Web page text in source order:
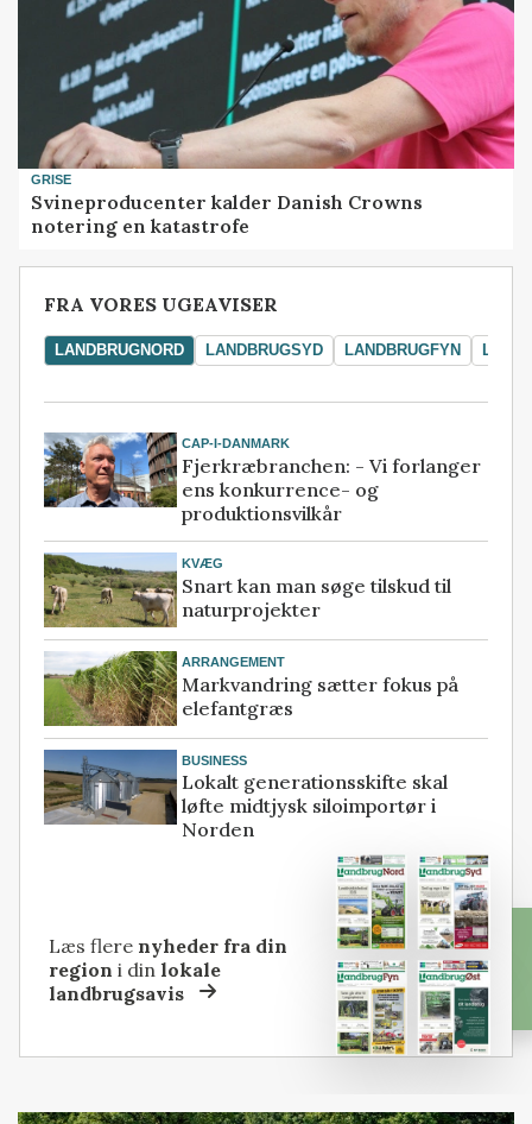
GRISE
Svineproducenter kalder Danish Crowns
notering en katastrofe
FRA VORES UGEAVISER
LANDBRUGNORD LANDBRUGSYD LANDBRUGFYN
CAP-I-DANMARK
Fjerkræbranchen: - Vi forlanger
ens konkurrence- og
produktionsvilkår
KVÆG
Snart kan man søge tilskud til
naturprojekter
ARRANGEMENT
Markvandring sætter fokus på
elefantgræs
BUSINESS
Lokalt generationsskifte skal
løfte midtjysk siloimportør i
Norden
Læs flere nyheder fra din
region i dinlokale
landbrugsavis